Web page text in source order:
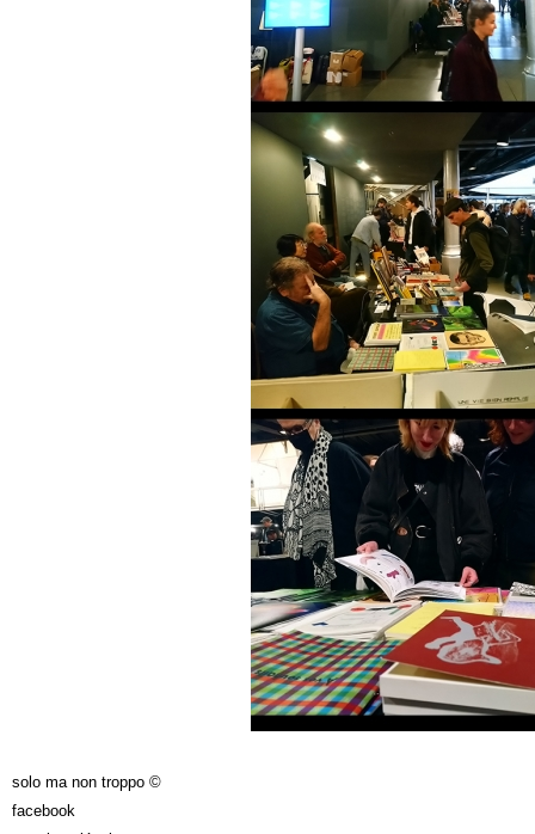
solo ma non troppo ©
facebook